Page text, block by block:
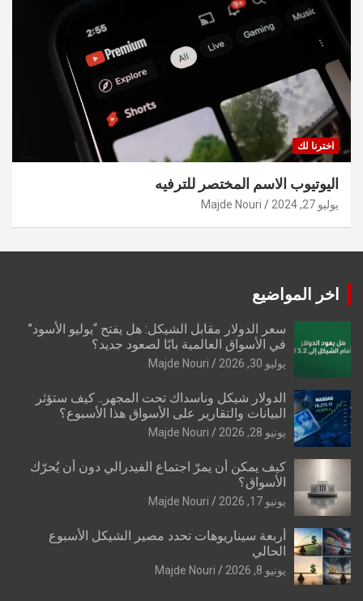
اخترنا لك
اليوتيوب الاسم المختصر للترفيه
يوليو 27, 2024 Majde Nouri
اخر المواضيع
سعر الدولار مقابل الشيكل: هل يفتح “يوليو الأسود”
في الأسواق العالمية بابًا لصعود جديد؟
يوليو 30, 2026 Majde Nouri
الدولار شيكل وناسداك تحت المجهر.. كيف ستؤثر
البيانات والتقارير على الأسواق هذا الأسبوع؟
يونيو 28, 2026 Majde Nouri
كيف يمكن أن يمرّ اجتماع الفيدرالي دون أن يُحرّك
الأسواق؟
يونيو 17, 2026 Majde Nouri
أربعة سيناريوهات تحدد مصير الشيكل الأسبوع
الحالي
يونيو 8, 2026 Majde Nouri